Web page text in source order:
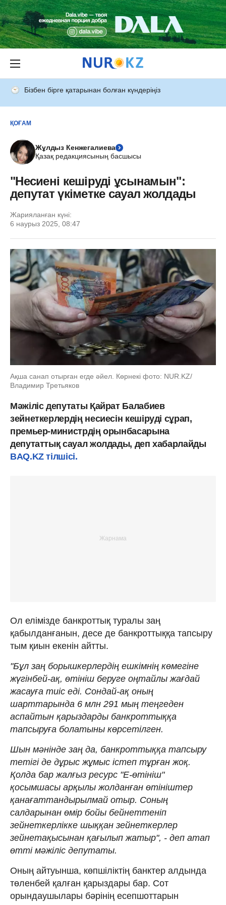
Бізбен бірге қатарынан болған күндеріңіз
ҚОҒАМ
Жұлдыз Кенжегалиева
Қазақ редакциясының басшысы
"Несиені кешіруді ұсынамын":
депутат үкіметке сауал жолдады
Жарияланған күні:
6 наурыз 2025, 08:47
Ақша санап отырған егде әйел. Көрнекі фото: NUR.KZ/
Владимир Третьяков
Мәжіліс депутаты Қайрат Балабиев
зейнеткерлердің несиесін кешіруді сұрап,
премьер-министрдің орынбасарына
депутаттық сауал жолдады, деп хабарлайды
BAQ.KZ тілшісі.
Ол елімізде банкроттық туралы заң
қабылданғанын, десе де банкроттыққа тапсыру
тым қиын екенін айтты.
"Бұл заң борышкерлердің ешкімнің көмегіне
жүгінбей-ақ, өтініш беруге оңтайлы жағдай
жасауға тиіс еді. Сондай-ақ оның
шарттарында 6 млн 291 мың теңгеден
аспайтын қарыздарды банкроттыққа
тапсыруға болатыны көрсетілген.
Шын мәнінде заң да, банкроттыққа тапсыру
тетігі де дұрыс жұмыс істеп тұрған жоқ.
Қолда бар жалғыз ресурс "Е-өтініш"
қосымшасы арқылы жолданған өтініштер
қанағаттандырылмай отыр. Соның
салдарынан өмір бойы бейнеттеніп
зейнеткерлікке шыққан зейнеткерлер
зейнетақысынан қағылып жатыр", - деп атап
өтті мәжіліс депутаты.
Оның айтуынша, көпшіліктің банктер алдында
төленбей қалған қарыздары бар. Сот
орындаушылары бәрінің есепшоттарын